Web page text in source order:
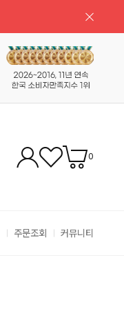
0
주문조회 커뮤니티